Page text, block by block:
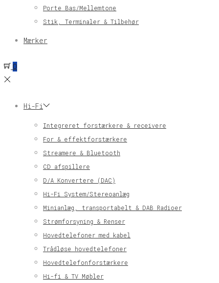
Porte Bas/Mellemtone
Stik, Terminaler & Tilbehør
Mærker
0
Hi-Fi
Integreret forstærkere & receivere
For & effektforstærkere
Streamere & Bluetooth
CD afspillere
D/A Konvertere (DAC)
Hi-Fi System/Stereoanlæg
Minianlæg, transportabelt & DAB Radioer
Strømforsyning & Renser
Hovedtelefoner med kabel
Trådløse hovedtelefoner
Hovedtelefonforstærkere
Hi-fi & TV Møbler